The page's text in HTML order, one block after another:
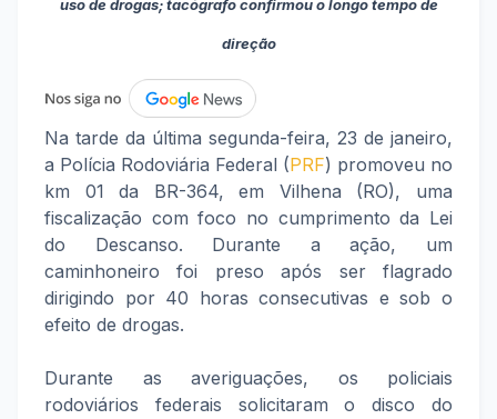
uso de drogas; tacógrafo confirmou o longo tempo de
direção
Na tarde da última segunda-feira, 23 de janeiro,
a Polícia Rodoviária Federal (PRF) promoveu no
km 01 da BR-364, em Vilhena (RO), uma
fiscalização com foco no cumprimento da Lei
do Descanso. Durante a ação, um
caminhoneiro foi preso após ser flagrado
dirigindo por 40 horas consecutivas e sob o
efeito de drogas.
Durante as averiguações, os policiais
rodoviários federais solicitaram o disco do